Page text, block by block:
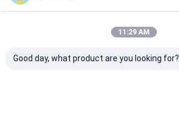
11:29 AM
Good day, what product are you looking for?